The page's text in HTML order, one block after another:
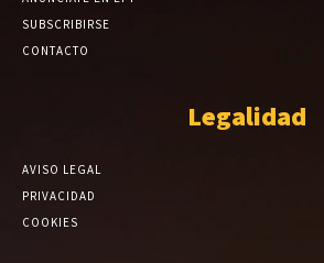
SUBSCRIBIRSE
CONTACTO
Legalidad
AVISO LEGAL
PRIVACIDAD
COOKIES